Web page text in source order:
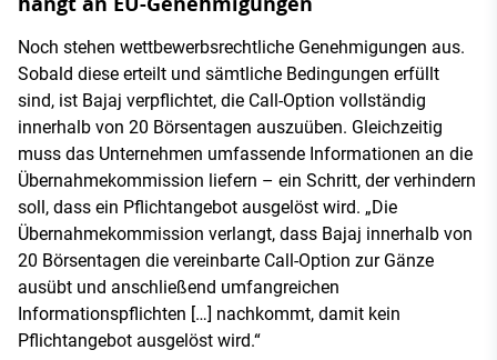
Noch stehen wettbewerbsrechtliche Genehmigungen aus.
Sobald diese erteilt und sämtliche Bedingungen erfüllt
sind, ist Bajaj verpflichtet, die Call-Option vollständig
innerhalb von 20 Börsentagen auszuüben. Gleichzeitig
muss das Unternehmen umfassende Informationen an die
Übernahmekommission liefern – ein Schritt, der verhindern
soll, dass ein Pflichtangebot ausgelöst wird. „Die
Übernahmekommission verlangt, dass Bajaj innerhalb von
20 Börsentagen die vereinbarte Call-Option zur Gänze
ausübt und anschließend umfangreichen
Informationspflichten […] nachkommt, damit kein
Pflichtangebot ausgelöst wird.“